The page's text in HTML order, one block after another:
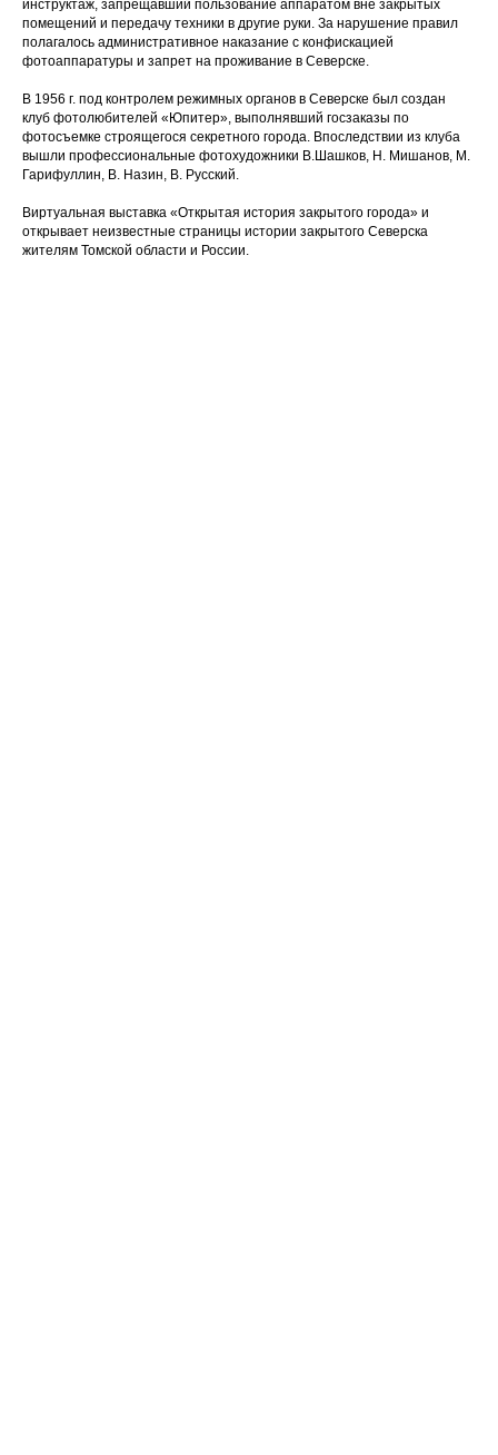
инструктаж, запрещавший пользование аппаратом вне закрытых
помещений и передачу техники в другие руки. За нарушение правил
полагалось административное наказание с конфискацией
фотоаппаратуры и запрет на проживание в Северске.
В 1956 г. под контролем режимных органов в Северске был создан
клуб фотолюбителей «Юпитер», выполнявший госзаказы по
фотосъемке строящегося секретного города. Впоследствии из клуба
вышли профессиональные фотохудожники В.Шашков, Н. Мишанов, М.
Гарифуллин, В. Назин, В. Русский.
Виртуальная выставка «Открытая история закрытого города» и
открывает неизвестные страницы истории закрытого Северска
жителям Томской области и России.